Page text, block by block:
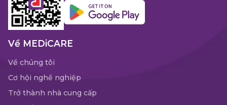
Về MEDiCARE
Về chúng tôi
Cơ hội nghề nghiệp
Trở thành nhà cung cấp